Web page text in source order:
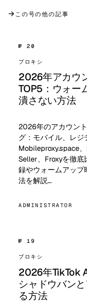
→ この号の他の記事
№ 20
プロキシ
2026年アカウ
TOP5：ウォー
潰さない方法
2026年のアカウン
グ：モバイル、レジ
Mobileproxy.space
Seller、Froxyを徹
録やウォームアップ
法を解説…
ADMINISTRATOR
№ 19
プロキシ
2026年TikTok
シャドウバン
る方法